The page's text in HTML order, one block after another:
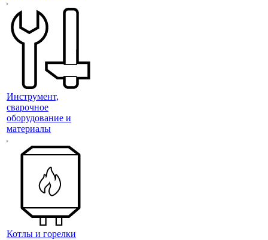
Инструмент,
сварочное
оборудование и
материалы
Котлы и горелки